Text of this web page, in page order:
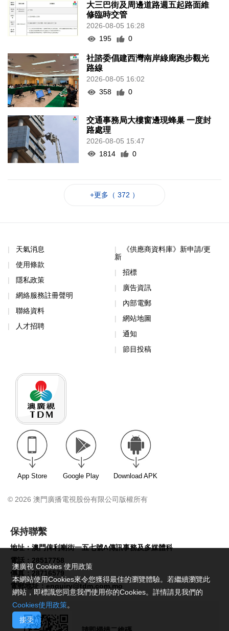
大三巴街及周邊道路週五起路面維
修臨時交管
2026-08-05 16:28
195
0
社諮委倡建西灣南岸綠廊跑步觀光
路線
2026-08-05 16:02
358
0
交通事務局大樓窗邊現蜂巢 一度封
路處理
2026-08-05 15:47
1814
0
+更多（ 372 ）
天氣消息
使用條款
隱私政策
網絡服務註冊聲明
聯絡資料
人才招聘
《供應商資料庫》新申請/更
新
招標
廣告資訊
內部電郵
網站地圖
通知
節目投稿
App Store Google Play Download APK
© 2026 澳門廣播電視股份有限公司版權所有
保持聯繫
地址：澳門俾利喇街一五七號A傳訊事務及多媒體科
電話：28517758
傳真：28716579
電郵地址：enquiry@tdm.com.mo
澳廣視 Cookies 使用政策
本網站使用Cookies來令您獲得最佳的瀏覽體驗。若繼續瀏覽此
網站，即標識您同意我們使用你的Cookies。詳情請見我們的
Cookies使用政策。
接受